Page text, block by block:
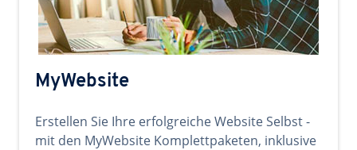
MyWebsite
Erstellen Sie Ihre erfolgreiche Website Selbst -
mit den MyWebsite Komplettpaketen, inklusive